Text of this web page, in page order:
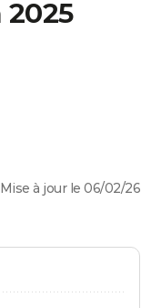
2025
Mise à jour le 06/02/26